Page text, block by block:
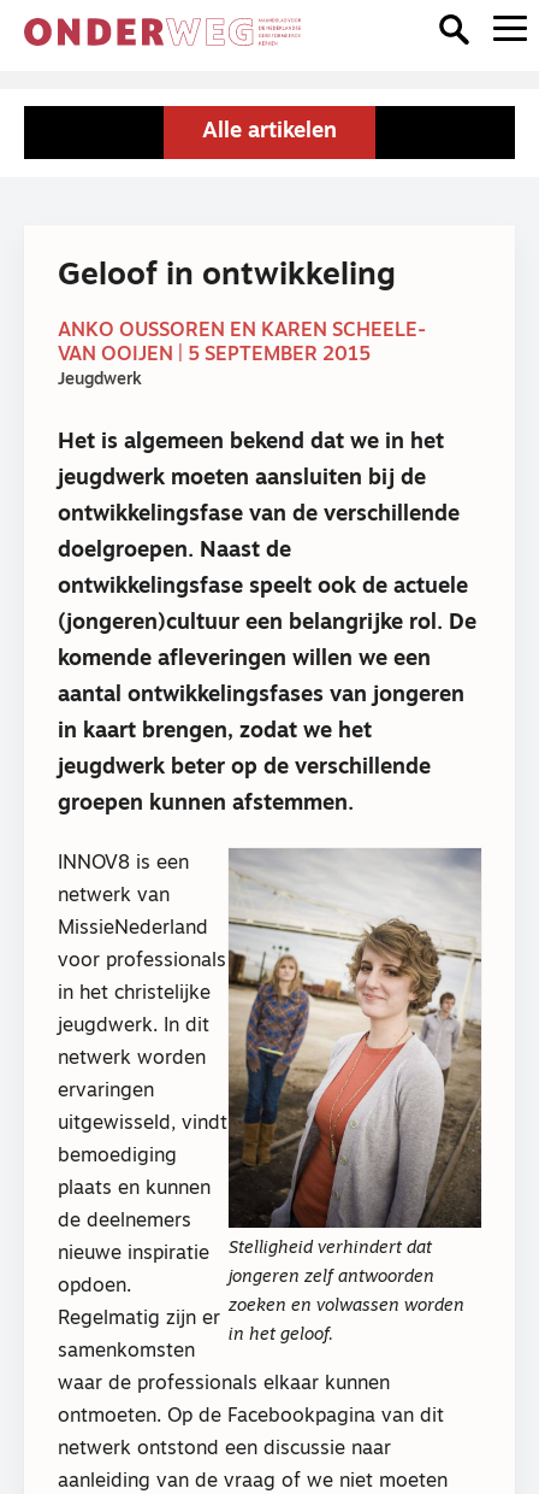
Alle artikelen
Geloof in ontwikkeling
ANKO OUSSOREN EN KAREN SCHEELE-
VAN OOIJEN | 5 SEPTEMBER 2015
Jeugdwerk
Het is algemeen bekend dat we in het
jeugdwerk moeten aansluiten bij de
ontwikkelingsfase van de verschillende
doelgroepen. Naast de
ontwikkelingsfase speelt ook de actuele
(jongeren)cultuur een belangrijke rol. De
komende afleveringen willen we een
aantal ontwikkelingsfases van jongeren
in kaart brengen, zodat we het
jeugdwerk beter op de verschillende
groepen kunnen afstemmen.
Stelligheid verhindert dat
jongeren zelf antwoorden
zoeken en volwassen worden
in het geloof.
INNOV8 is een
netwerk van
MissieNederland
voor professionals
in het christelijke
jeugdwerk. In dit
netwerk worden
ervaringen
uitgewisseld, vindt
bemoediging
plaats en kunnen
de deelnemers
nieuwe inspiratie
opdoen.
Regelmatig zijn er
samenkomsten
waar de professionals elkaar kunnen
ontmoeten. Op de Facebookpagina van dit
netwerk ontstond een discussie naar
aanleiding van de vraag of we niet moeten